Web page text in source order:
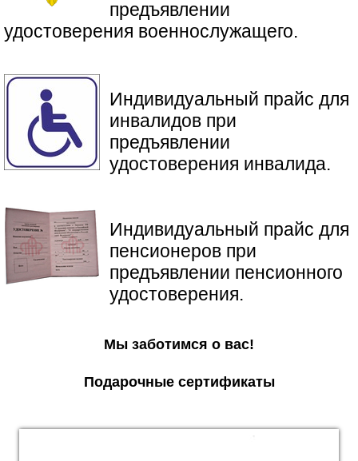
предъявлении
удостоверения военнослужащего.
Индивидуальный прайс для
инвалидов при
предъявлении
удостоверения инвалида.
​Индивидуальный прайс для
пенсионеров при
предъявлении пенсионного
удостоверения.
Мы заботимся о вас!
Подарочные сертификаты